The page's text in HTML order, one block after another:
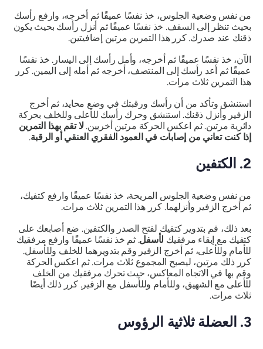
من نفس وضعية الجلوس، خذ نفسًا عميقًا ثم أخرجه، وارفع رأسك
بحيث تنظر إلى السقف. خذ نفسًا عميقًا ثم أنزل رأسك بحيث يكون
ذقنك عند صدرك. كرر هذا التمرين مرتين إضافيتين.
الآن، خذ نفسًا عميقًا ثم أخرجه، وأمل رأسك إلى اليسار. خذ نفسًا
عميقًا ثم أعد رأسك إلى المنتصف، أخرجه ثم أمله إلى اليمين. كرر
هذا التمرين ثلاث مرات.
استنشق وتأكد من أن رأسك ورقبتك في وضع محايد، ثم أخرج
الزفير وأنزل ذقنك. استنشق وحرك رأسك للأعلى وللخلف بحركة
دائرية مرتين. ثم اعكس الحركة مرتين أخريين.لا تقم بهذا التمرين
إذا كنت تعاني من إصابات في العمود الفقري العنقي أو الرقبة.
2. الكتفين
من نفس وضعية الجلوس المريحة، خذ نفسًا عميقًا وارفع كتفيك،
ثم أخرج الزفير وأنزلهما. كرر هذا التمرين ثلاث مرات.
بعد ذلك، قم بتدوير كتفيك لفتح الصدر والكتفين. ضع أصابعك على
كتفيك مع إبقاء مرفقيكلأسفل. ثم خذ نفسًا عميقًا وارفع مرفقيك
للأمام وللأعلى، ثم أخرج الزفير وقم بتدويرهما للخلف وللأسفل.
كرر ذلك مرتين، ليصبح المجموع ثلاث مرات. ثم اعكس الحركة
وقم بها في الاتجاه المعاكس، حيث تحرك مرفقيك من الخلف
للأعلى مع الشهيق، وللأمام وللأسفل مع الزفير. كرر ذلك أيضًا
ثلاث مرات.
3. العضلة ثلاثية الرؤوس